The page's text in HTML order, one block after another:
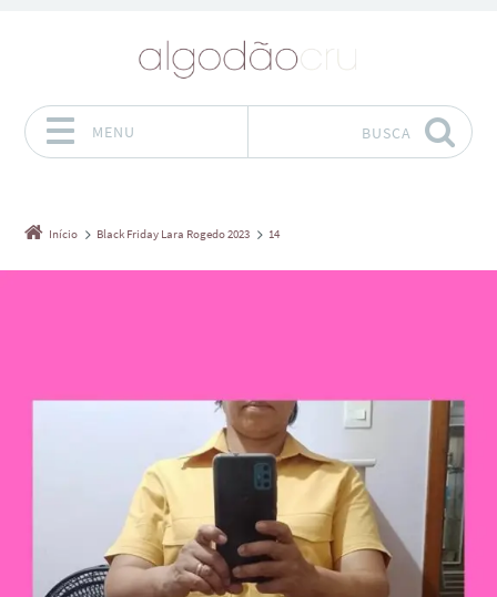
MENU BUSCA
Início Black Friday Lara Rogedo 2023 14